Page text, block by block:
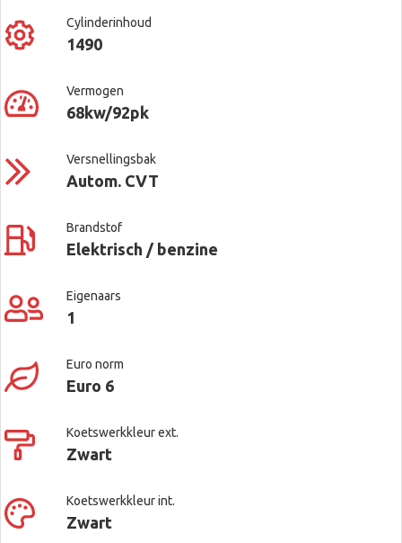
Cylinderinhoud
1490
Vermogen
68kw/92pk
Versnellingsbak
Autom. CVT
Brandstof
Elektrisch / benzine
Eigenaars
1
Euro norm
Euro 6
Koetswerkkleur ext.
Zwart
Koetswerkkleur int.
Zwart